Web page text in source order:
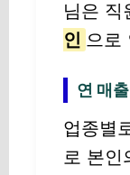
님은 직
인 으로
연 매
업종별
로 본인